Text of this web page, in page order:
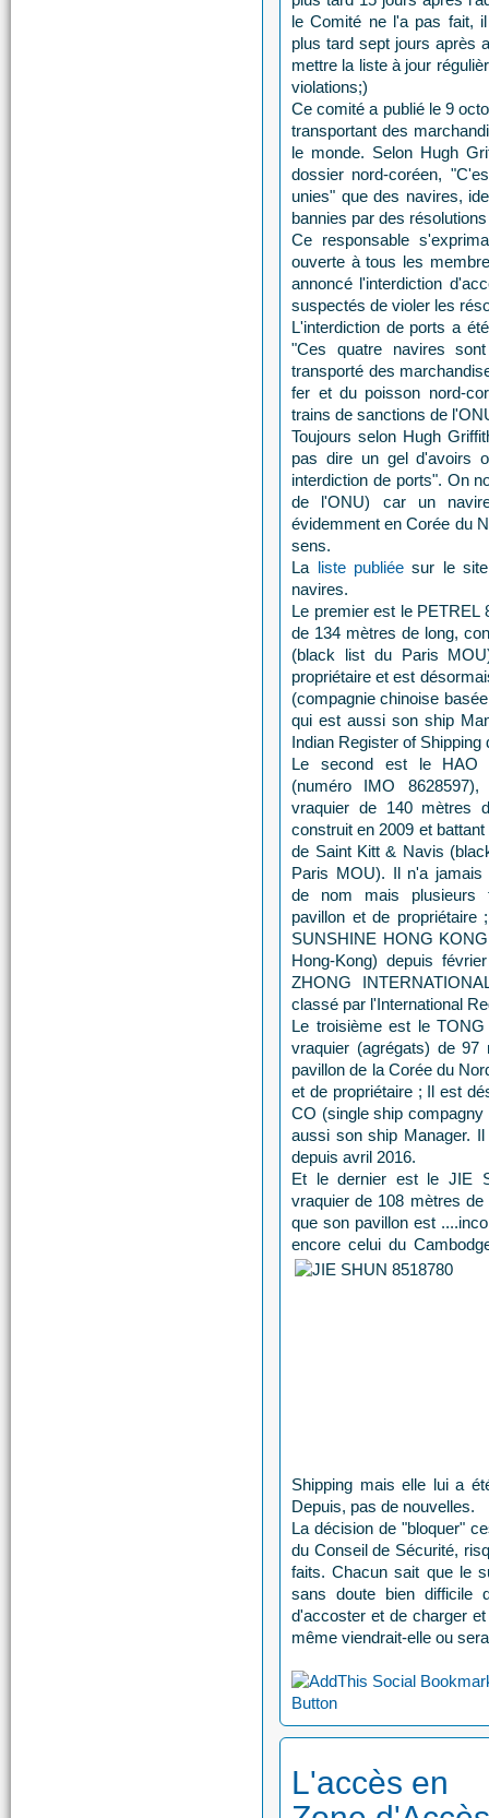
le Comité ne l'a pas fait,
plus tard sept jours après
mettre la liste à jour
violations;)
Ce comité a publié le 9
transportant des
le monde. Selon Hugh
dossier nord-coréen,
unies" que des navires,
bannies par des
Ce responsable
ouverte à tous les
annoncé l'interdiction
suspectés de violer les
L'interdiction de ports a
"Ces quatre navires
transporté des
fer et du poisson nord-
trains de sanctions de
Toujours selon Hugh
pas dire un gel d'avoirs
interdiction de ports". On
de l'ONU) car un
évidemment en Corée du
sens.
La liste publiée sur le
navires.
Le premier est le PETREL
de 134 mètres de long,
(black list du Paris
propriétaire et est
(compagnie chinoise
qui est aussi son ship
Indian Register of Shipping
Le second est le HAO
(numéro IMO
vraquier de 140 mètres
construit en 2009 et battant
de Saint Kitt & Navis
Paris MOU). Il n'a jamais
de nom mais plusieurs
pavillon et de
SUNSHINE HONG
Hong-Kong) depuis
ZHONG
classé par l'International
Le troisième est le
vraquier (agrégats) de
pavillon de la Corée du
et de propriétaire ; Il est
CO (single ship
aussi son ship Manager.
depuis avril 2016.
Et le dernier est le JIE
vraquier de 108 mètres
que son pavillon est
encore celui du
Shipping mais elle lui a
Depuis, pas de nouvelles.
La décision de "bloquer"
du Conseil de Sécurité,
faits. Chacun sait que le
sans doute bien difficile
d'accoster et de charger
même viendrait-elle ou
L'accès en